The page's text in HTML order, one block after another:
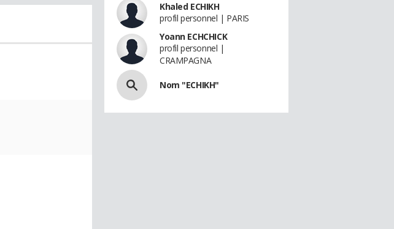
Khaled ECHIKH
profil personnel | PARIS
Yoann ECHCHICK
profil personnel |
CRAMPAGNA
Nom "ECHIKH"